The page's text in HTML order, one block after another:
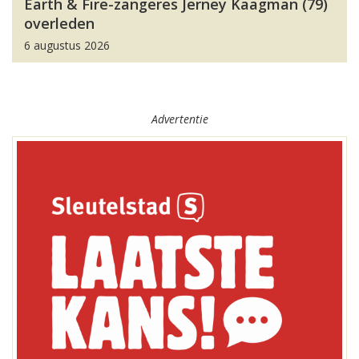
Earth & Fire-zangeres Jerney Kaagman (79)
overleden
6 augustus 2026
Advertentie